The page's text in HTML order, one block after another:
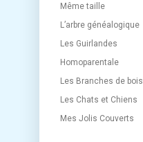
Même taille
L’arbre généalogique
Les Guirlandes
Homoparentale
Les Branches de bois
Les Chats et Chiens
Mes Jolis Couverts